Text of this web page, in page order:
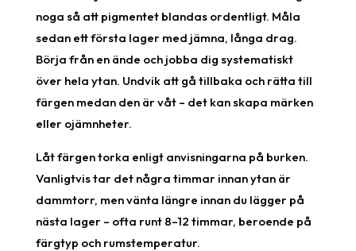
noga så att pigmentet blandas ordentligt. Måla
sedan ett första lager med jämna, långa drag.
Börja från en ände och jobba dig systematiskt
över hela ytan. Undvik att gå tillbaka och rätta till
färgen medan den är våt – det kan skapa märken
eller ojämnheter.
Låt färgen torka enligt anvisningarna på burken.
Vanligtvis tar det några timmar innan ytan är
dammtorr, men vänta längre innan du lägger på
nästa lager – ofta runt 8–12 timmar, beroende på
färgtyp och rumstemperatur.